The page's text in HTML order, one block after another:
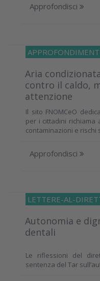
Approfondisci
Aria
contro il caldo,
attenzione
Il sito FNOMCeO
per i cittadini richiama
contaminazioni e rischi
Approfondisci
LETTERE-AL-
Autonomia e
dentali
Le riflessioni del
sentenza del Tar